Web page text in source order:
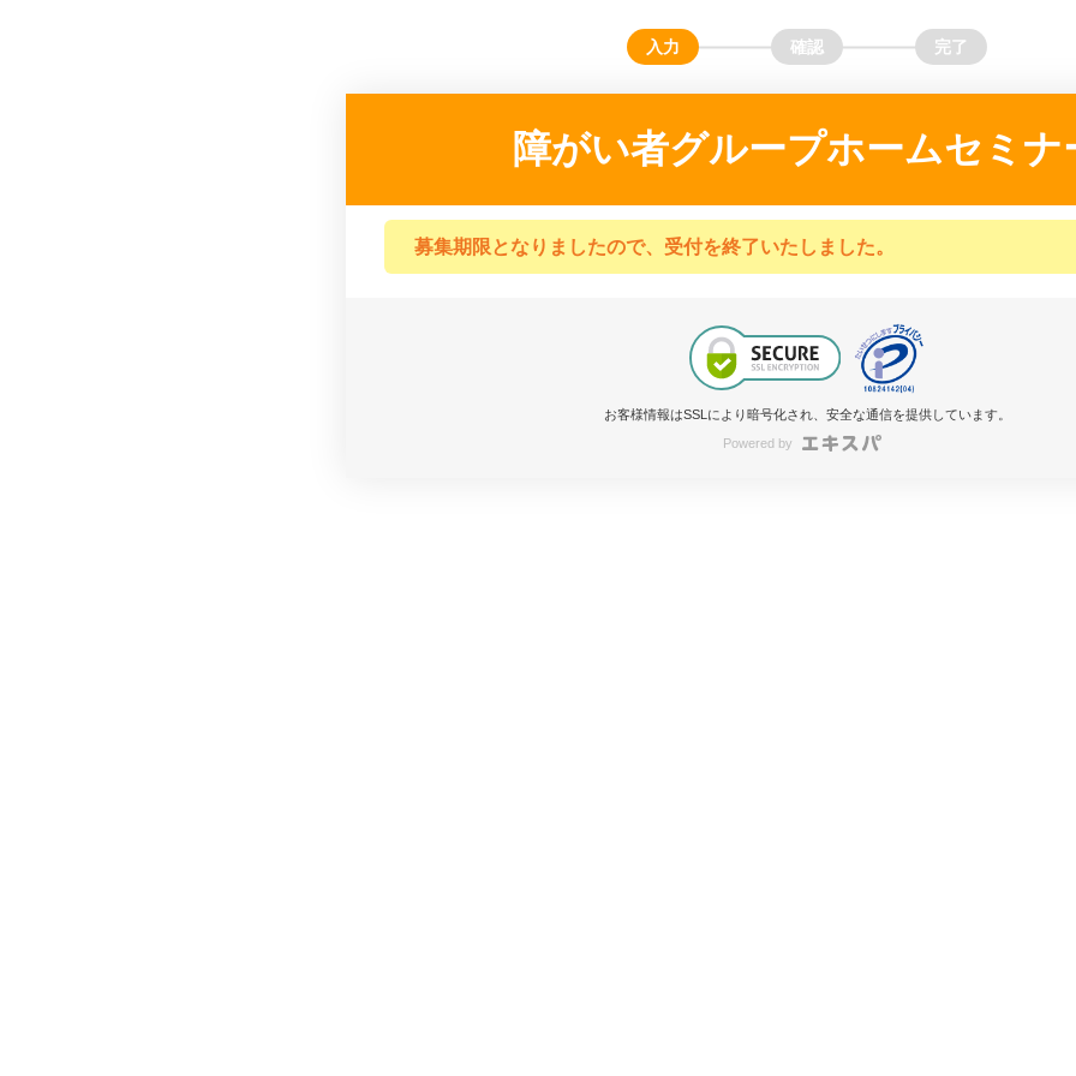
障がい者グループホームセミナ
募集期限となりましたので、受付を終了いたしました。
お客様情報はSSLにより暗号化され、安全な通信を提供しています。
Powered by